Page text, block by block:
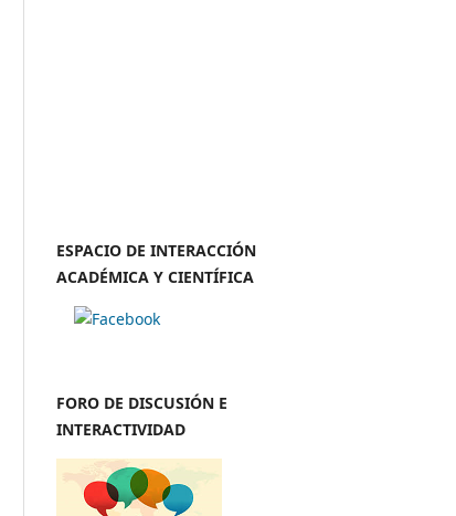
ESPACIO DE INTERACCIÓN
ACADÉMICA Y CIENTÍFICA
FORO DE DISCUSIÓN E
INTERACTIVIDAD